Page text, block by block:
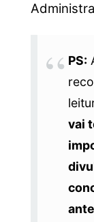
PS:
vai